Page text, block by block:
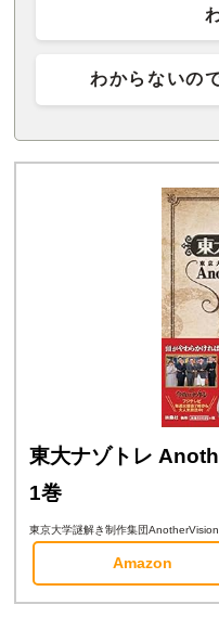
わからないの
東大ナゾトレ
1巻
東京大学謎解き制作集団
Amazon